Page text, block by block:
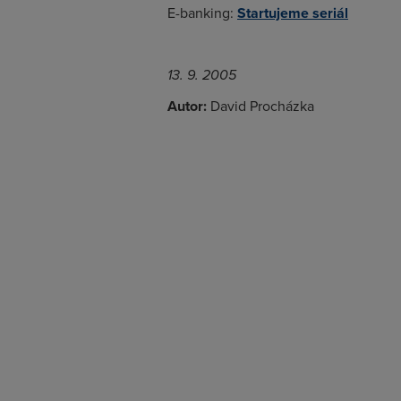
E-banking: Startujeme seriál
13. 9. 2005
Autor: David Procházka